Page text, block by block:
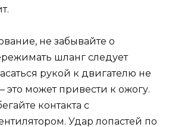
не забывайте о
шланг следует
рукой к двигателю не
это может привести к ожогу.
контакта с
Удар лопастей по